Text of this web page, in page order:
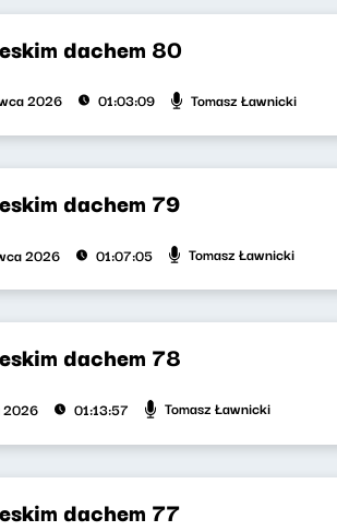
dachem 80
2026 01:03:09 Tomasz Ławnicki
dachem 79
2026 01:07:05 Tomasz Ławnicki
dachem 78
2026 01:13:57 Tomasz Ławnicki
dachem 77